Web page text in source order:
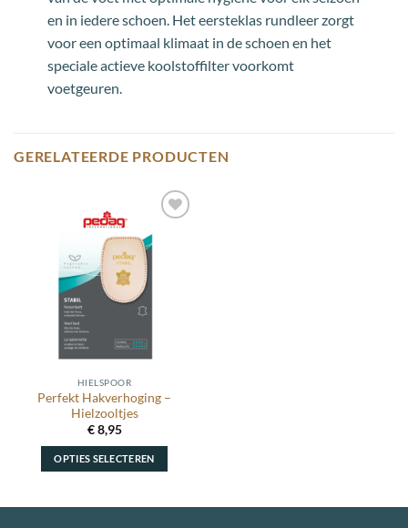
en in iedere schoen. Het eersteklas rundleer zorgt
voor een optimaal klimaat in de schoen en het
speciale actieve koolstoffilter voorkomt
voetgeuren.
GERELATEERDE PRODUCTEN
aan
wenslijst
HIELSPOOR
Perfekt Hakverhoging –
Hielzooltjes
€8,95
OPTIES SELECTEREN